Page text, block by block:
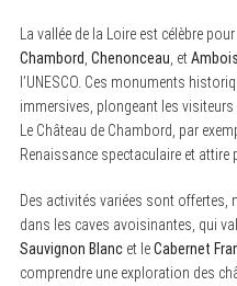
La vallée de la Loire est célèbre
Chambord Chenonceau , et
l’UNESCO. Ces monuments
immersives, plongeant les
Le Château de Chambord, par
Renaissance spectaculaire et attire
Des activités variées sont
dans les caves avoisinantes, qui
Sauvignon Blancet leCabernet
comprendre une exploration des